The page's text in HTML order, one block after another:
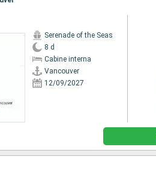
Serenade of the Seas
8 d
Cabine interna
Vancouver
12/09/2027